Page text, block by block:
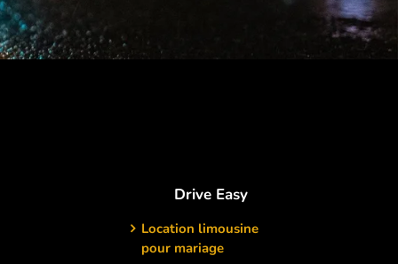
Drive Easy
Location limousine
pour mariage